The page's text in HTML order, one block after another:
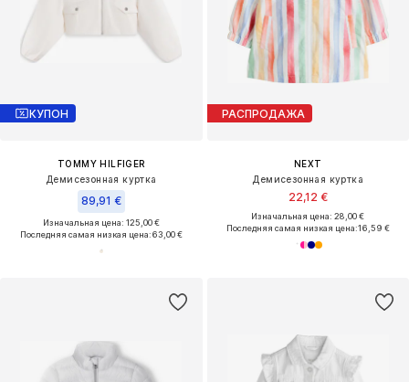
КУПОН
TOMMY HILFIGER
Демисезонная куртка
89,91 €
Изначальная цена: 125,00 €
Последняя самая низкая цена:63,00 €
РАСПРОДАЖА
NEXT
Демисезонная куртка
22,12 €
Изначальная цена: 28,00 €
Последняя самая низкая цена:16,59 €